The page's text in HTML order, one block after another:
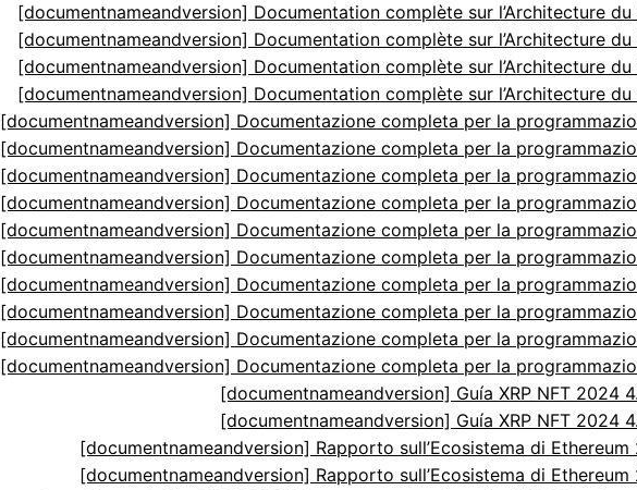
[documentnameandversion] Documentation complète sur l’Architecture
[documentnameandversion] Documentation complète sur l’Architecture
[documentnameandversion] Documentation complète sur l’Architecture
[documentnameandversion] Documentation complète sur l’Architecture
[documentnameandversion] Documentazione completa per la
[documentnameandversion] Documentazione completa per la
[documentnameandversion] Documentazione completa per la
[documentnameandversion] Documentazione completa per la
[documentnameandversion] Documentazione completa per la
[documentnameandversion] Documentazione completa per la
[documentnameandversion] Documentazione completa per la
[documentnameandversion] Documentazione completa per la
[documentnameandversion] Documentazione completa per la
[documentnameandversion] Documentazione completa per la
[documentnameandversion] Guía XRP NFT 2024
[documentnameandversion] Guía XRP NFT 2024
[documentnameandversion] Rapporto sull’Ecosistema di
[documentnameandversion] Rapporto sull’Ecosistema di